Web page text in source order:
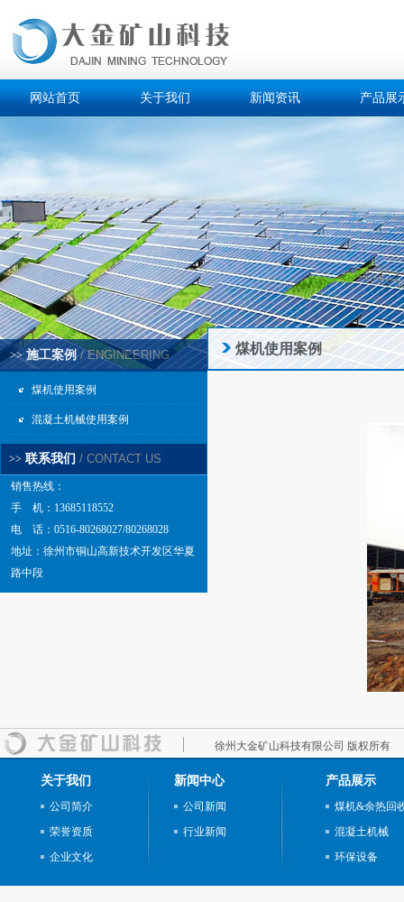
网站首页 关于我们 新闻资讯 产品展
>>施工案例/ ENGINEERING
煤机使用案例
混凝土机械使用案例
>> 联系我们 / CONTACT US
销售热线：
手 机：13685118552
电 话：0516-80268027/80268028
地址：徐州市铜山高新技术开发区华夏
路中段
煤机使用案例
徐州大金矿山科技有限公司 版权所有
关于我们
公司简介
荣誉资质
企业文化
新闻中心
公司新闻
行业新闻
产品展示
煤机&余热回
混凝土机械
环保设备